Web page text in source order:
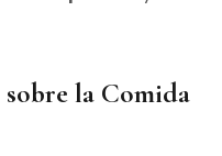
la Comida